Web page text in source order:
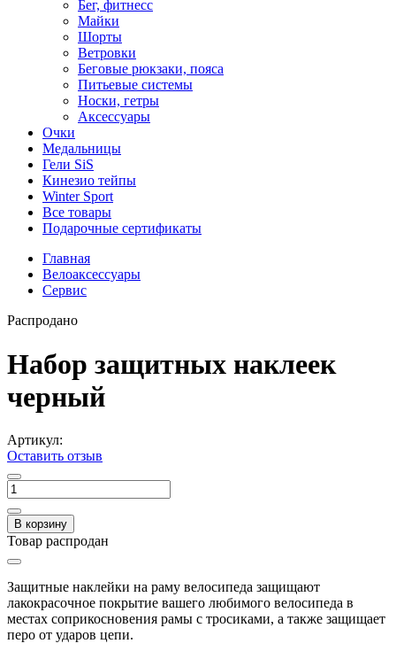
Бег, фитнесс
Майки
Шорты
Ветровки
Беговые рюкзаки, пояса
Питьевые системы
Носки, гетры
Аксессуары
Очки
Медальницы
Гели SiS
Кинезио тейпы
Winter Sport
Все товары
Подарочные сертификаты
Главная
Велоаксессуары
Сервис
Распродано
Набор защитных наклеек
черный
Артикул:
Оставить отзыв
В корзину
Товар распродан
Защитные наклейки на раму велосипеда защищают
лакокрасочное покрытие вашего любимого велосипеда в
местах соприкосновения рамы с тросиками, а также защищает
перо от ударов цепи.